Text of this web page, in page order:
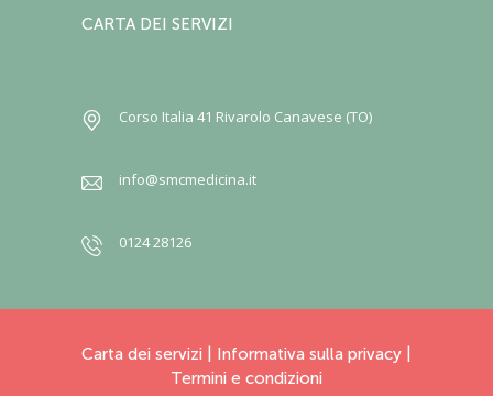
CARTA DEI SERVIZI
Corso Italia 41 Rivarolo Canavese (TO)
info@smcmedicina.it
0124 28126
Carta dei servizi Informativa sulla privacy
Termini e condizioni